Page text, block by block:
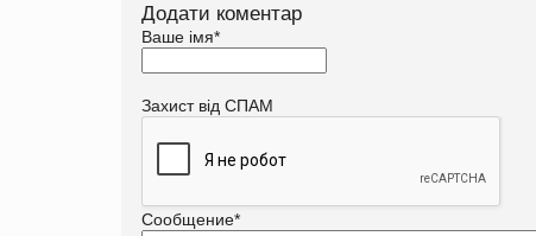
Додати коментар
Ваше імя*
Захист від СПАМ
Сообщение*